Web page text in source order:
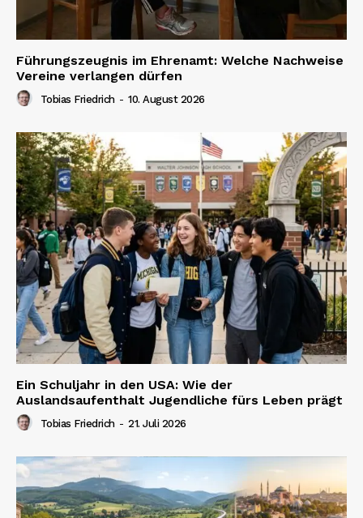
Führungszeugnis im Ehrenamt: Welche Nachweise
Vereine verlangen dürfen
Tobias Friedrich - 10. August 2026
Ein Schuljahr in den USA: Wie der
Auslandsaufenthalt Jugendliche fürs Leben prägt
Tobias Friedrich - 21. Juli 2026